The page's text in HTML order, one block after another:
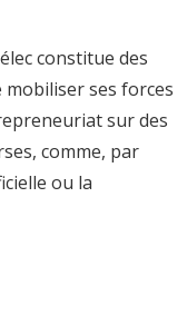
constitue des
mobiliser ses forces
sur des
comme, par
ou la